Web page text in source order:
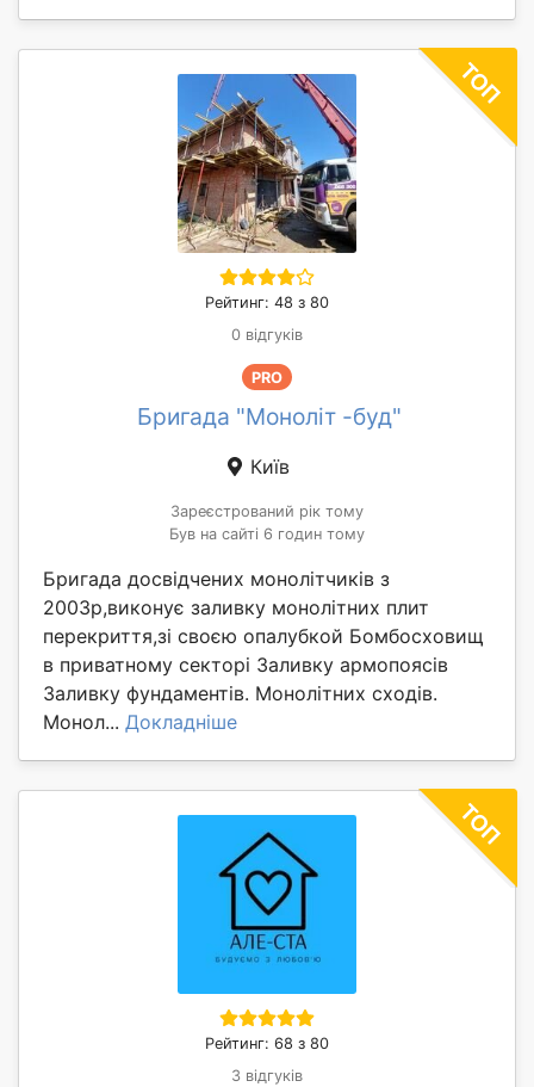
Рейтинг: 48 з 80
0 відгуків
PRO
Бригада "Моноліт -буд"
Київ
Зареєстрований рік тому
Був на сайті 6 годин тому
Бригада досвідчених монолітчиків з
2003р,виконує заливку монолітних плит
перекриття,зі своєю опалубкой Бомбосховищ
в приватному секторі Заливку армопоясів
Заливку фундаментів. Монолітних сходів.
Монол... Докладніше
Рейтинг: 68 з 80
3 відгуків